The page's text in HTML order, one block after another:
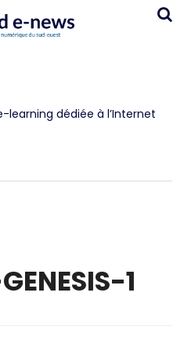
learning dédiée à l’Internet
1